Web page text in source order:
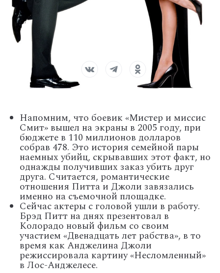
Напомним, что боевик «Мистер и миссис
Смит» вышел на экраны в 2005 году, при
бюджете в 110 миллионов долларов
собрав 478. Это история семейной пары
наемных убийц, скрывавших этот факт, но
однажды получивших заказ убить друг
друга. Считается, романтические
отношения Питта и Джоли завязались
именно на съемочной площадке.
Сейчас актеры с головой ушли в работу.
Брэд Питт на днях презентовал в
Колорадо новый фильм со своим
участием «Двенадцать лет рабства», в то
время как Анджелина Джоли
режиссировала картину «Несломленный»
в Лос-Анджелесе.